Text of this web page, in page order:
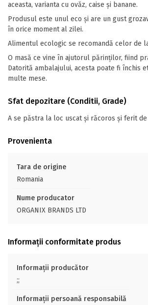
aceasta, varianta cu ovăz, caise și banane.
Produsul este unul eco și are un gust
în orice moment al zilei.
Alimentul ecologic se recomandă celor de
O masă ce vine în ajutorul părinților, fiind
Datorită ambalajului, acesta poate fi închis
multe mese.
Sfat depozitare (Conditii, Grade)
A se păstra la loc uscat și răcoros și ferit
Provenienta
Tara de origine
Romania
Nume producator
ORGANIX BRANDS LTD
Informații conformitate produs
Informații producător
;;
Informații persoană responsabilă